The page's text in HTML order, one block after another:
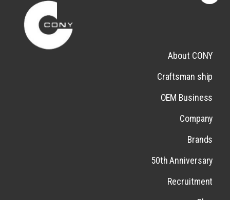
About CONY
Craftsman ship
OEM Business
Company
Brands
50th Anniversary
Recruitment